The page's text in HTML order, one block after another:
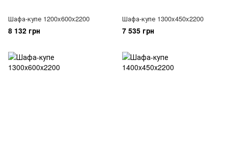
Шафа-купе 1200x600x2200
8 132 грн
Шафа-купе 1300x450x2200
7 535 грн